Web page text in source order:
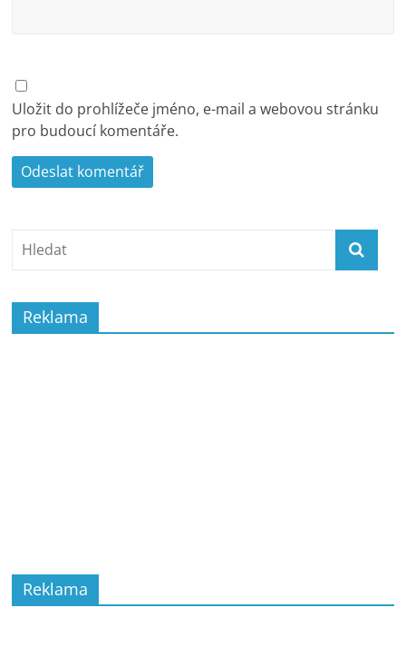
Uložit do prohlížeče jméno, e-mail a webovou stránku
pro budoucí komentáře.
Reklama
Reklama